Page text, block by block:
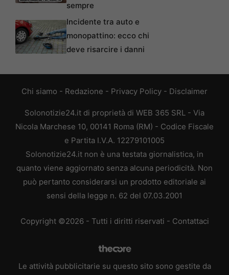
sempre
Incidente tra auto e
monopattino: ecco chi
deve risarcire i danni
Chi siamo - Redazione - Privacy Policy - Disclaimer
Solonotizie24.it di proprietà di WEB 365 SRL - Via
Nicola Marchese 10, 00141 Roma (RM) - Codice Fiscale
e Partita I.V.A. 12279101005
Solonotizie24.it non è una testata giornalistica, in
quanto viene aggiornato senza alcuna periodicità. Non
può pertanto considerarsi un prodotto editoriale ai
sensi della legge n. 62 del 07.03.2001
Copyright ©2026 - Tutti i diritti riservati - Contattaci
Le attività pubblicitarie su questo sito sono gestite da